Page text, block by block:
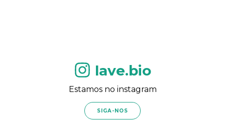
lave.bio
Estamos no instagram
SIGA-NOS